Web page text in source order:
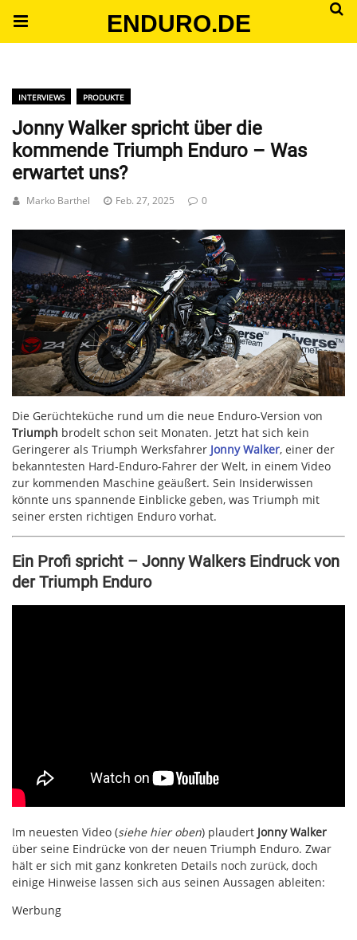
ENDURO.DE
INTERVIEWS PRODUKTE
Jonny Walker spricht über die
kommende Triumph Enduro – Was
erwartet uns?
Marko Barthel Feb. 27, 2025 0
Die Gerüchteküche rund um die neue Enduro-Version von
Triumph brodelt schon seit Monaten. Jetzt hat sich kein
Geringerer als Triumph Werksfahrer Jonny Walker, einer der
bekanntesten Hard-Enduro-Fahrer der Welt, in einem Video
zur kommenden Maschine geäußert. Sein Insiderwissen
könnte uns spannende Einblicke geben, was Triumph mit
seiner ersten richtigen Enduro vorhat.
Ein Profi spricht – Jonny Walkers Eindruck von
der Triumph Enduro
Im neuesten Video (siehe hier oben) plaudert Jonny Walker
über seine Eindrücke von der neuen Triumph Enduro. Zwar
hält er sich mit ganz konkreten Details noch zurück, doch
einige Hinweise lassen sich aus seinen Aussagen ableiten:
Werbung